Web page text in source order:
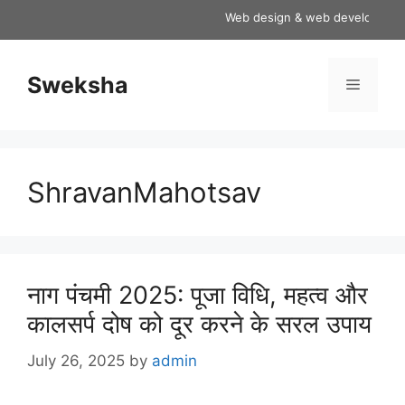
Web design & web development
Sweksha Menu
ShravanMahotsav
नाग पंचमी 2025: पूजा विधि, महत्व और
कालसर्प दोष को दूर करने के सरल उपाय
July 26, 2025 by admin